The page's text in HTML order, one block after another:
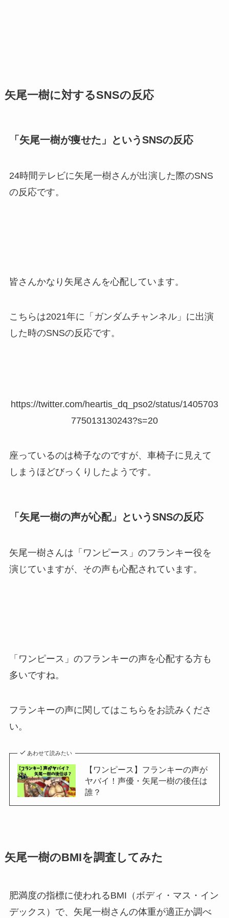
矢尾一樹に対するSNSの反応
「矢尾一樹が痩せた」というSNSの反応
24時間テレビに矢尾一樹さんが出演した際のSNS
の反応です。
皆さんかなり矢尾さんを心配しています。
こちらは2021年に「ガンダムチャンネル」に出演
した時のSNSの反応です。
https://twitter.com/heartis_dq_pso2/status/1405703
775013130243?s=20
座っているのは椅子なのですが、車椅子に見えて
しまうほどびっくりしたようです。
「矢尾一樹の声が心配」というSNSの反応
矢尾一樹さんは「ワンピース」のフランキー役を
演じていますが、その声も心配されています。
「ワンピース」のフランキーの声を心配する方も
多いですね。
フランキーの声に関してはこちらをお読みくださ
い。
あわせて読みたい
【ワンピース】フランキーの声が
ヤバイ！声優・矢尾一樹の後任は
誰？
矢尾一樹のBMIを調査してみた
肥満度の指標に使われるBMI（ボディ・マス・イン
デックス）で、矢尾一樹さんの体重が適正か調べ